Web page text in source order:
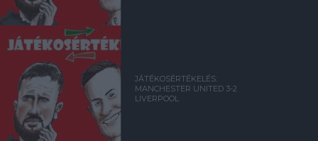
JÁTÉKOSÉRTÉKELÉS:
MANCHESTER UNITED 3-2
LIVERPOOL